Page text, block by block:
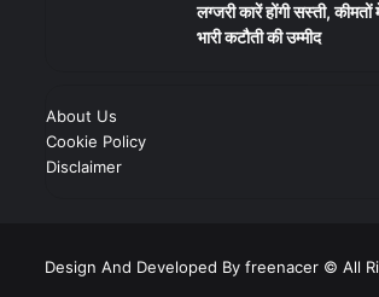
लग्जरी कारें होंगी सस्ती, कीमतों
भारी कटौती की उम्मीद
About Us
Cookie Policy
Disclaimer
Design And Developed By freenacer © All